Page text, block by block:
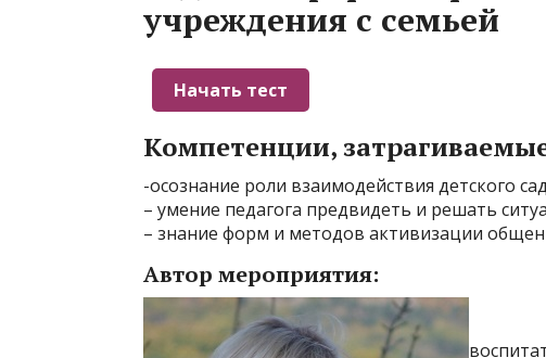
учреждения с семьей
Компетенции,
-осознание роли взаимодействия детского
– умение педагога предвидеть и решать
– знание форм и методов активизации
Автор мероприятия: